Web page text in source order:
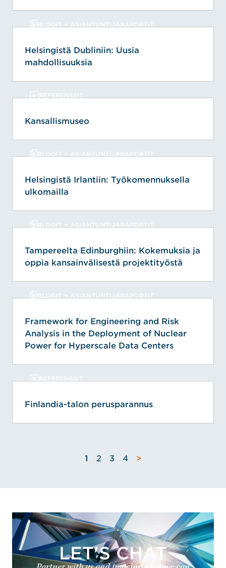
BLOGIT + ASIANTUNTIJARAPORTIT
Helsingistä Dubliniin: Uusia
mahdollisuuksia
REFERENSSIT
Kansallismuseo
BLOGIT + ASIANTUNTIJARAPORTIT
Helsingistä Irlantiin: Työkomennuksella
ulkomailla
BLOGIT + ASIANTUNTIJARAPORTIT
Tampereelta Edinburghiin: Kokemuksia ja
oppia kansainvälisestä projektityöstä
BLOGIT + ASIANTUNTIJARAPORTIT
Framework for Engineering and Risk
Analysis in the Deployment of Nuclear
Power for Hyperscale Data Centers
REFERENSSIT
Finlandia-talon perusparannus
1 2 3 4 >
LET'S CHAT